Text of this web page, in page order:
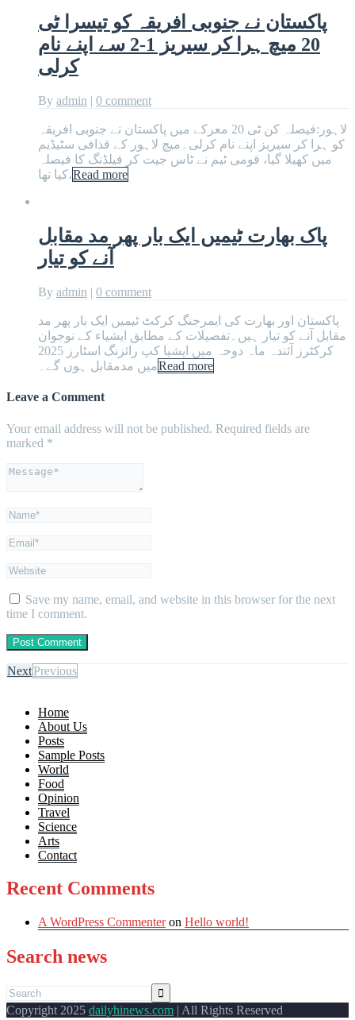
پاکستان نے جنوبی افریقہ کو تیسرا ٹی
20 میچ ہرا کر سیریز 1-2 سے اپنے نام
کرلی
By admin | 0 comment
لاہور:فیصلہ کن ٹی 20 معرکے میں پاکستان نے جنوبی افریقہ
کو ہرا کر سیریز اپنے نام کرلی۔میچ لاہور کے قذافی سٹیڈیم
میں کھیلا گیا، قومی ٹیم نے ٹاس جیت کر فیلڈنگ کا فیصلہ
کیا تھا،Read more
پاک بھارت ٹیمیں ایک بار پھر مد مقابل
آنے کو تیار
By admin | 0 comment
پاکستان اور بھارت کی ایمرجنگ کرکٹ ٹیمیں ایک بار پھر مد
مقابل آنے کو تیار ہیں۔تفصیلات کے مطابق ایشیاء کے نوجوان
کرکٹرز آئندہ ماہ دوحہ میں ایشیا کپ رائزنگ اسٹارز 2025
میں مدمقابل ہوں گے۔Read more
Leave a Comment
Your email address will not be published. Required fields are
marked *
Save my name, email, and website in this browser for the next
time I comment.
NextPrevious
Home
About Us
Posts
Sample Posts
World
Food
Opinion
Travel
Science
Arts
Contact
Recent Comments
A WordPress Commenteron Hello world!
Search news
Copyright 2025 dailyhinews.com | All Rights Reserved